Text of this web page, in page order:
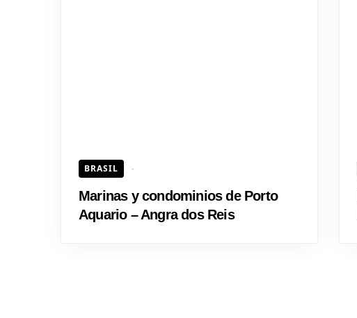
BRASIL
Marinas y condominios de Porto
Aquario – Angra dos Reis